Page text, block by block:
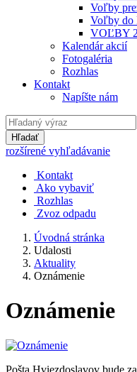
Voľby
Voľby do
VOĽBY
Kalendár akcií
Fotogaléria
Rozhlas
Kontakt
Napíšte nám
Hľadať
rozšírené vyhľadávanie
Kontakt
Ako vybaviť
Rozhlas
Zvoz odpadu
Úvodná stránka
Udalosti
Aktuality
Oznámenie
Oznámenie
Pošta Hviezdoslavov bude